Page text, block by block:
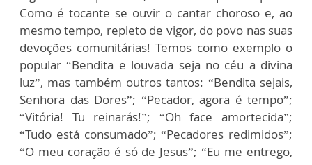
Como é tocante se ouvir o cantar choroso e, ao
mesmo tempo, repleto de vigor, do povo nas suas
devoções comunitárias! Temos como exemplo o
popular “Bendita e louvada seja no céu a divina
luz”, mas também outros tantos: “Bendita sejais,
Senhora das Dores”; “Pecador, agora é tempo”;
“Vitória! Tu reinarás!”; “Oh face amortecida”;
“Tudo está consumado”; “Pecadores redimidos”;
“O meu coração é só de Jesus”; “Eu me entrego,